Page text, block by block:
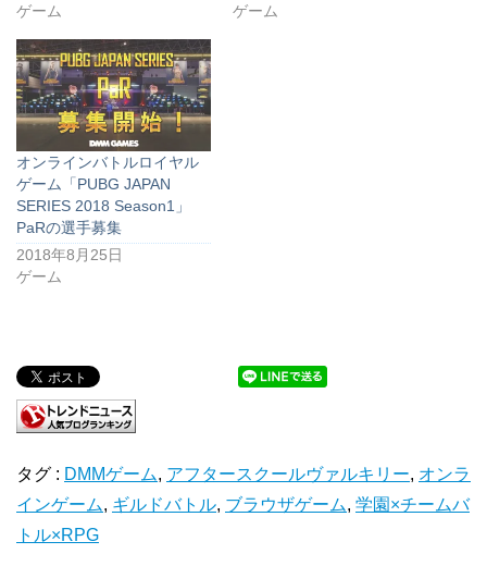
ゲーム ゲーム
オンラインバトルロイヤル
ゲーム「PUBG JAPAN
SERIES 2018 Season1」
PaRの選手募集
2018年8月25日
ゲーム
タグ : DMMゲーム, アフタースクールヴァルキリー, オンラ
インゲーム, ギルドバトル, ブラウザゲーム, 学園×チームバ
トル×RPG